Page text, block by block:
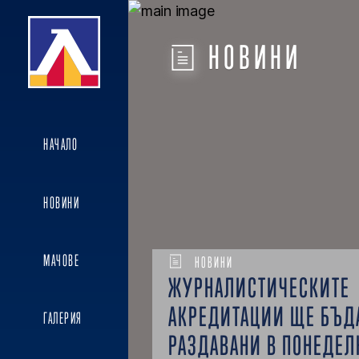
НАЧАЛО
НОВИНИ
МАЧОВЕ
ГАЛЕРИЯ
НОВИНИ
НОВИНИ
ЖУРНАЛИСТИЧЕСКИТЕ
АКРЕДИТАЦИИ ЩЕ
РАЗДАВАНИ В